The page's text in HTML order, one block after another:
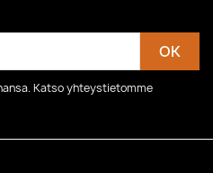
Katso yhteystietomme